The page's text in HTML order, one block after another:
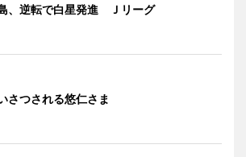
、逆転で白星発進 Ｊリーグ
さつされる悠仁さま